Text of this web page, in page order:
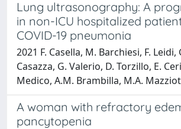
Lung ultrasonography: A
in non-ICU hospitalized
COVID-19 pneumonia
2021 F. Casella, M. Barchiesi, F. Leidi,
Casazza, G. Valerio, D. Torzillo, E.
Medico, A.M. Brambilla, M.A.
A woman with refractory
pancytopenia